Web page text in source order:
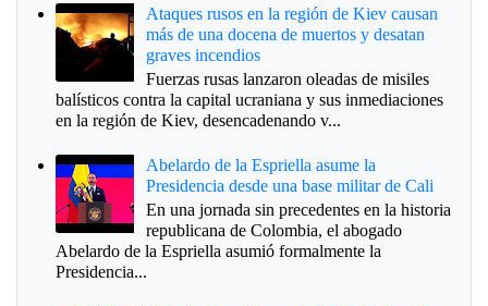
Ataques rusos en la región de Kiev causan
más de una docena de muertos y desatan
graves incendios
Fuerzas rusas lanzaron oleadas de misiles
balísticos contra la capital ucraniana y sus inmediaciones
en la región de Kiev, desencadenando v...
Abelardo de la Espriella asume la
Presidencia desde una base militar de Cali
En una jornada sin precedentes en la historia
republicana de Colombia, el abogado
Abelardo de la Espriella asumió formalmente la
Presidencia...